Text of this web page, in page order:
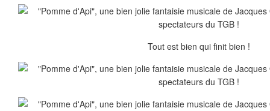
Tout est bien qui finit bien !